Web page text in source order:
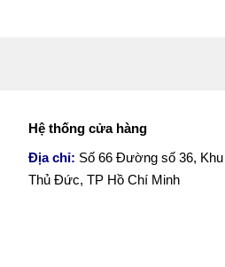
Hệ thống cửa hàng
Địa chỉ: Số 66 Đường số 36, Khu
Thủ Đức, TP Hồ Chí Minh